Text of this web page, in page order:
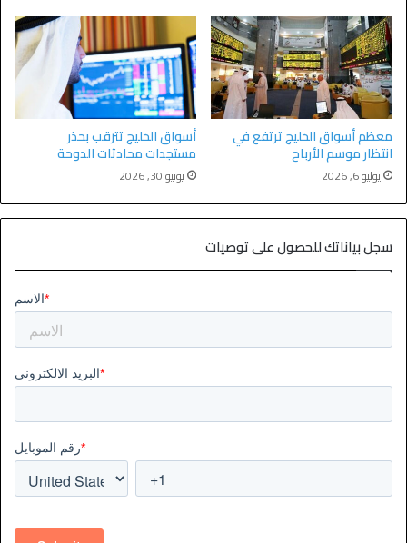
معظم أسواق الخليج ترتفع في
انتظار موسم الأرباح
يوليو 6, 2026
أسواق الخليج تترقب بحذر
مستجدات محادثات الدوحة
يونيو 30, 2026
سجل بياناتك للحصول على توصيات